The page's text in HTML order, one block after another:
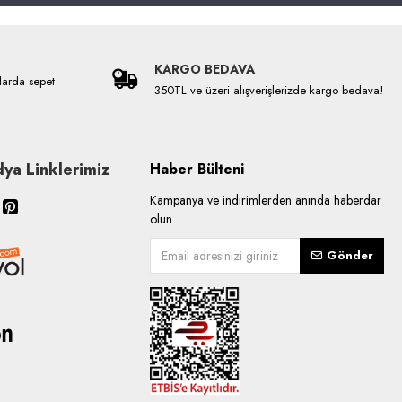
sepet
KARGO BEDAVA
350TL ve üzeri alışverişlerizde kargo bedava!
Linklerimiz Haber Bülteni
Kampanya ve indirimlerden anında haberdar
olun
Gönder